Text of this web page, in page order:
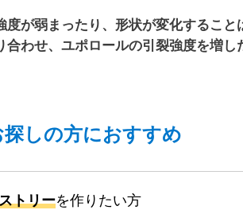
度が弱まったり、形状が変化するこ
合わせ、ユポロールの引裂強度を増し
しの方におすすめ
トリーを作りたい方